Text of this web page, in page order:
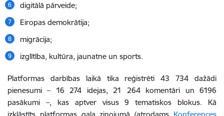
digitālā pārveide;
Eiropas demokrātija;
migrācija;
izglītība, kultūra, jaunatne un sports.
Platformas darbības laikā tika reģistrēti 43 734 dažādi
pienesumi – 16 274 idejas, 21 264 komentāri un 6196
pasākumi –, kas aptver visus 9 tematiskos blokus. Kā